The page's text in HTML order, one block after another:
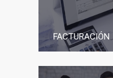
FACTURACIÓN